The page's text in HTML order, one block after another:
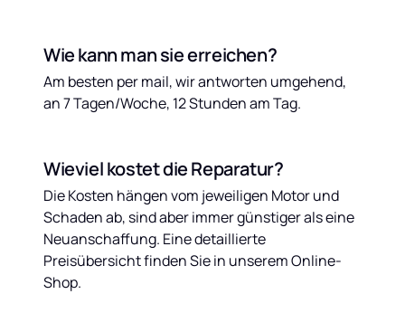
Wie kann man sie erreichen?
Am besten per mail, wir antworten umgehend,
an 7 Tagen/Woche, 12 Stunden am Tag.
Wieviel kostet die Reparatur?
Die Kosten hängen vom jeweiligen Motor und
Schaden ab, sind aber immer günstiger als eine
Neuanschaffung. Eine detaillierte
Preisübersicht finden Sie in unserem Online-
Shop.